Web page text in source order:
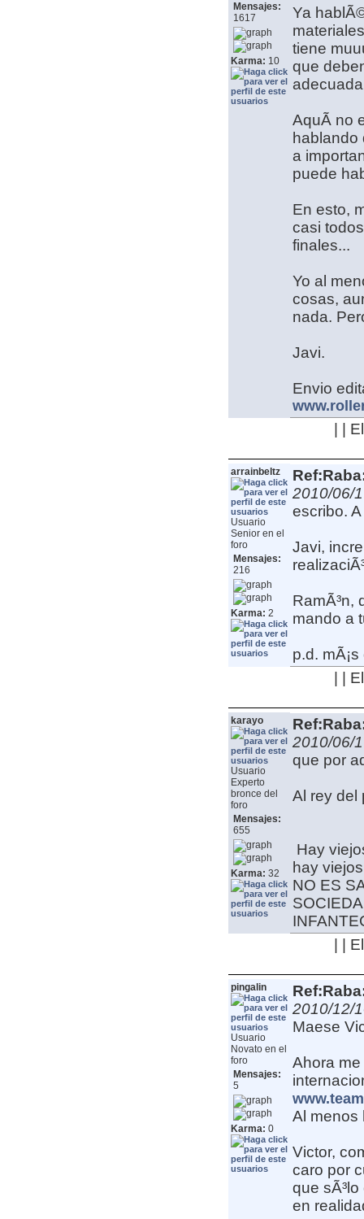
Mensajes:
1617
Karma: 10
Ya
tiene
que
AquÃ­ no
hablando
a
puede
En esto,
casi
finales...
Yo al
cosas,
nada.
Javi.
Envio
| |
arrainbeltz
Usuario
Senior en el
foro
Mensajes:
216
Karma: 2
2010/06/
escribo.
Javi,
RamÃ³n,
mando a
p.d.
| |
karayo
Usuario
Experto
bronce del
foro
Mensajes:
655
Karma: 32
2010/06/
que por
Al rey del
Hay
hay
NO ES
| |
pingalin
Usuario
Novato en el
foro
Mensajes:
5
Karma: 0
2010/12/
Maese
Ahora
Al menos
Victor,
caro por
que
en